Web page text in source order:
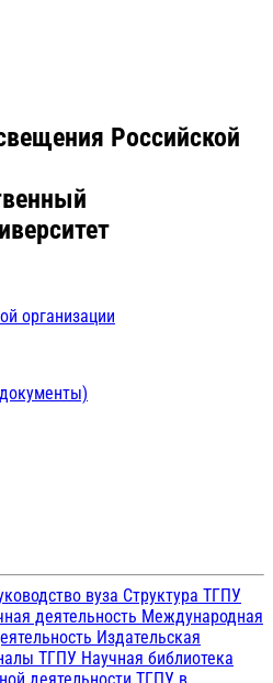
Российской
организации
вуза Структура ТГПУ
деятельность Международная
Издательская
ТГПУ Научная библиотека